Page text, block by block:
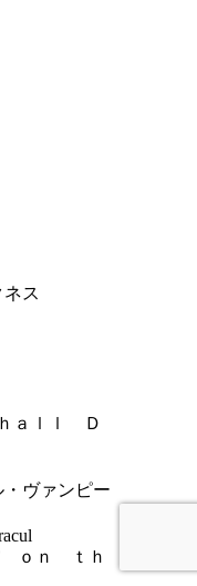
ス
ａｌｌ Ｄ
ヴァンピー
’ ｏｎ ｔｈ